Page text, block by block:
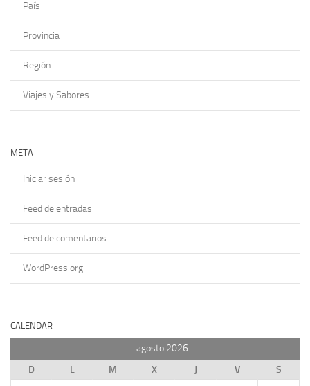
País
Provincia
Región
Viajes y Sabores
META
Iniciar sesión
Feed de entradas
Feed de comentarios
WordPress.org
CALENDAR
agosto 2026
D
L M X J V
S